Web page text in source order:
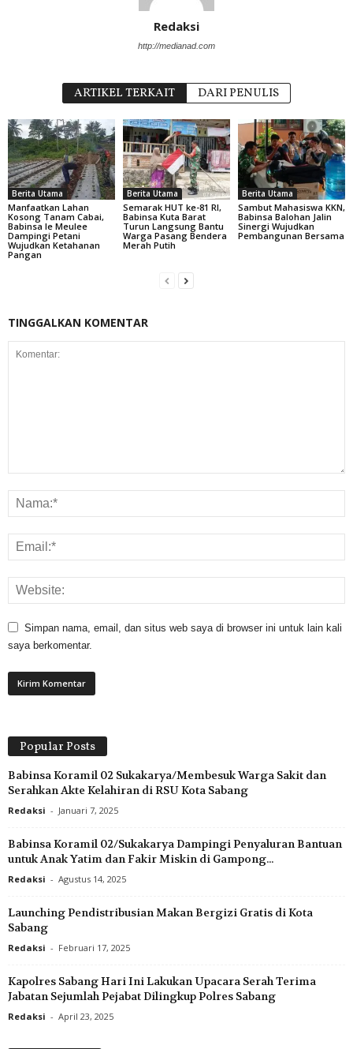
Redaksi
http://medianad.com
ARTIKEL TERKAIT DARI PENULIS
Berita Utama
Manfaatkan Lahan
Kosong Tanam Cabai,
Babinsa Ie Meulee
Dampingi Petani
Wujudkan Ketahanan
Pangan
Berita Utama
Semarak HUT ke-81 RI,
Babinsa Kuta Barat
Turun Langsung Bantu
Warga Pasang Bendera
Merah Putih
Berita Utama
Sambut Mahasiswa KKN,
Babinsa Balohan Jalin
Sinergi Wujudkan
Pembangunan Bersama
TINGGALKAN KOMENTAR
Simpan nama, email, dan situs web saya di browser ini untuk lain kali
saya berkomentar.
Popular Posts
Babinsa Koramil 02 Sukakarya/Membesuk Warga Sakit dan
Serahkan Akte Kelahiran di RSU Kota Sabang
Redaksi - Januari 7, 2025
Babinsa Koramil 02/Sukakarya Dampingi Penyaluran Bantuan
untuk Anak Yatim dan Fakir Miskin di Gampong...
Redaksi - Agustus 14, 2025
Launching Pendistribusian Makan Bergizi Gratis di Kota
Sabang
Redaksi - Februari 17, 2025
Kapolres Sabang Hari Ini Lakukan Upacara Serah Terima
Jabatan Sejumlah Pejabat Dilingkup Polres Sabang
Redaksi - April 23, 2025